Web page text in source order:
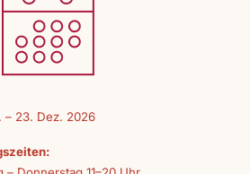
– 23. Dez. 2026